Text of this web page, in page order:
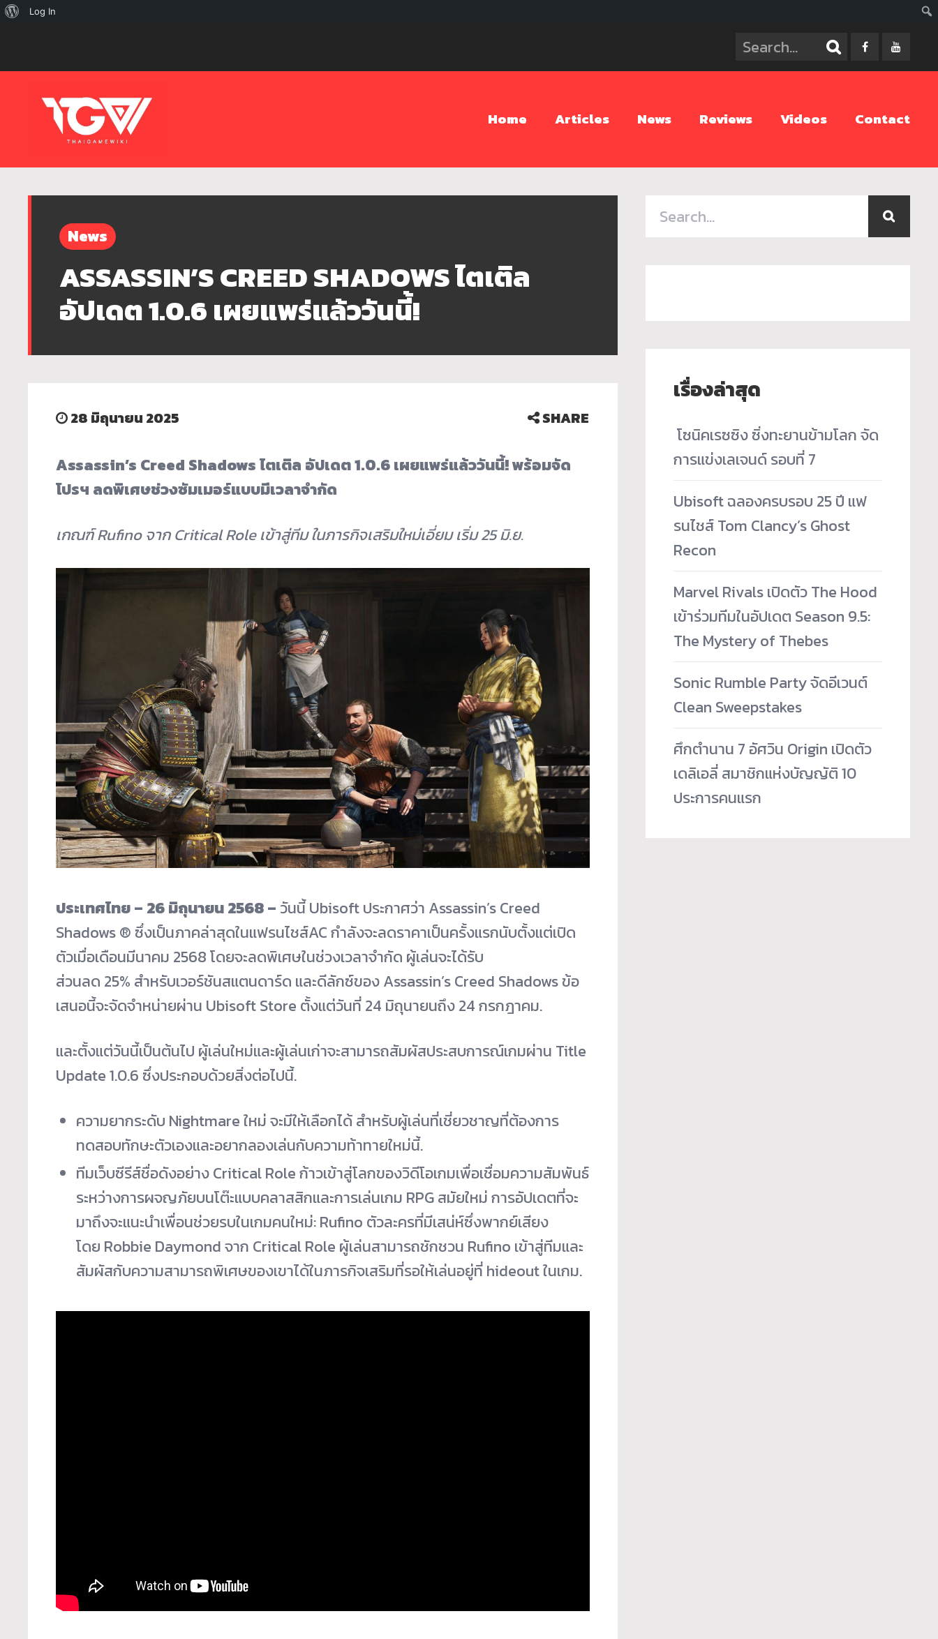
Home Articles News Reviews Videos Contact
News
ASSASSIN’S CREED SHADOWS ไตเติล
อัปเดต 1.0.6 เผยแพร่แล้ววันนี้!
28 มิถุนายน 2025 SHARE
Assassin’s Creed Shadowsไตเติล อัปเดต1.0.6เผยแพร่แล้ววันนี้! พร้อมจัด
โปรฯ ลดพิเศษช่วงซัมเมอร์แบบมีเวลาจำกัด
เกณฑ์RufinoจากCritical Roleเข้าสู่ทีม ในภารกิจเสริมใหม่เอี่ยม เริ่ม25มิ.ย.
ประเทศไทย – 26มิถุนายน2568 – วันนี้ Ubisoft ประกาศว่า Assassin’s Creed
Shadows ® ซึ่งเป็นภาคล่าสุดในแฟรนไชส์​​AC กำลังจะลดราคาเป็นครั้งแรกนับตั้งแต่เปิด
ตัวเมื่อเดือนมีนาคม 2568 โดยจะลดพิเศษในช่วงเวลาจำกัด ผู้เล่นจะได้รับ
ส่วนลด 25% สำหรับเวอร์ชันสแตนดาร์ด และดีลักซ์ของ Assassin’s Creed Shadows ข้อ
เสนอนี้จะจัดจำหน่ายผ่าน Ubisoft Store ตั้งแต่วันที่ 24 มิถุนายนถึง 24 กรกฎาคม.
และตั้งแต่วันนี้เป็นต้นไป ผู้เล่นใหม่และผู้เล่นเก่าจะสามารถสัมผัสประสบการณ์เกมผ่าน Title
Update 1.0.6 ซึ่งประกอบด้วยสิ่งต่อไปนี้.
ความยากระดับ Nightmare ใหม่ จะมีให้เลือกได้ สำหรับผู้เล่นที่เชี่ยวชาญที่ต้องการ
ทดสอบทักษะตัวเองและอยากลองเล่นกับความท้าทายใหม่นี้.
ทีมเว็บซีรีส์ชื่อดังอย่าง Critical Role ก้าวเข้าสู่โลกของวิดีโอเกมเพื่อเชื่อมความสัมพันธ์
ระหว่างการผจญภัยบนโต๊ะแบบคลาสสิกและการเล่นเกม RPG สมัยใหม่ การอัปเดตที่จะ
มาถึงจะแนะนำเพื่อนช่วยรบในเกมคนใหม่: Rufino ตัวละครที่มีเสน่ห์ซึ่งพากย์เสียง
โดย Robbie Daymond จาก Critical Role ผู้เล่นสามารถชักชวน Rufino เข้าสู่ทีมและ
สัมผัสกับความสามารถพิเศษของเขาได้ในภารกิจเสริมที่รอให้เล่นอยู่ที่ hideout ในเกม.
เรื่องล่าสุด
­ โซนิคเรซซิง ซิ่งทะยานข้ามโลก จัด
การแข่งเลเจนด์ รอบที่ 7
Ubisoft ฉลองครบรอบ 25 ปี แฟ
รนไชส์ Tom Clancy’s Ghost
Recon
Marvel Rivals เปิดตัว The Hood
เข้าร่วมทีมในอัปเดต Season 9.5:
The Mystery of Thebes
Sonic Rumble Party จัดอีเวนต์
Clean Sweepstakes
ศึกตำนาน 7 อัศวิน Origin เปิดตัว
เดลิเอลี่ สมาชิกแห่งบัญญัติ 10
ประการคนแรก
เกี่ยวLog In